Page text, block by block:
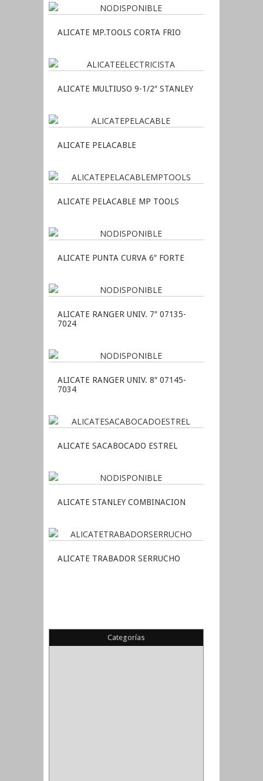
ALICATE MP.TOOLS CORTA FRIO
ALICATE MULTIUSO 9-1/2″ STANLEY
ALICATE PELACABLE
ALICATE PELACABLE MP TOOLS
ALICATE PUNTA CURVA 6″ FORTE
ALICATE RANGER UNIV. 7″ 07135-
7024
ALICATE RANGER UNIV. 8″ 07145-
7034
ALICATE SACABOCADO ESTREL
ALICATE STANLEY COMBINACION
ALICATE TRABADOR SERRUCHO
Categorías